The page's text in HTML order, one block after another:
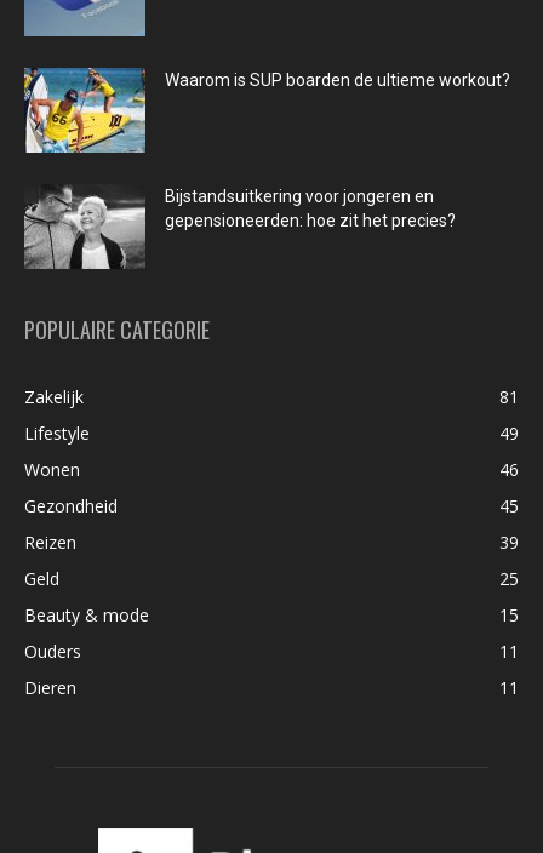
Waarom is SUP boarden de ultieme workout?
Bijstandsuitkering voor jongeren en
gepensioneerden: hoe zit het precies?
POPULAIRE CATEGORIE
Zakelijk
81
Lifestyle
49
Wonen
46
Gezondheid
45
Reizen
39
Geld
25
Beauty & mode
15
Ouders
11
Dieren
11